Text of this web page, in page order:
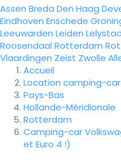
Assen Breda Den Haag
Eindhoven Enschede
Leeuwarden Leiden Lelystad
Roosendaal Rotterdam
Vlaardingen Zeist Zwolle
Accueil
Location camping-car
Pays-Bas
Hollande-Méridionale
Rotterdam
Camping-car
et Euro 4 !)